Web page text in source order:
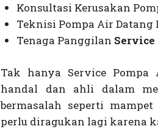
Konsultasi Kerusakan
Teknisi Pompa Air Datang
Tenaga Panggilan Service
Tak hanya Service
handal dan ahli dalam
bermasalah seperti
perlu diragukan lagi karena